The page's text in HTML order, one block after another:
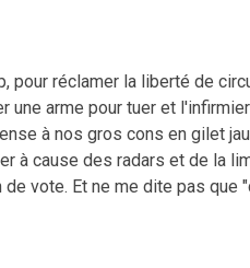
pour réclamer la liberté de
arme pour tuer et
à nos gros cons en gilet
à cause des radars et de la
vote. Et ne me dite pas que